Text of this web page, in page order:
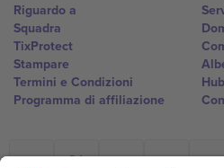
Riguardo a
Squadra
TixProtect
Stampare
Termini e Condizioni
Programma di affiliazione